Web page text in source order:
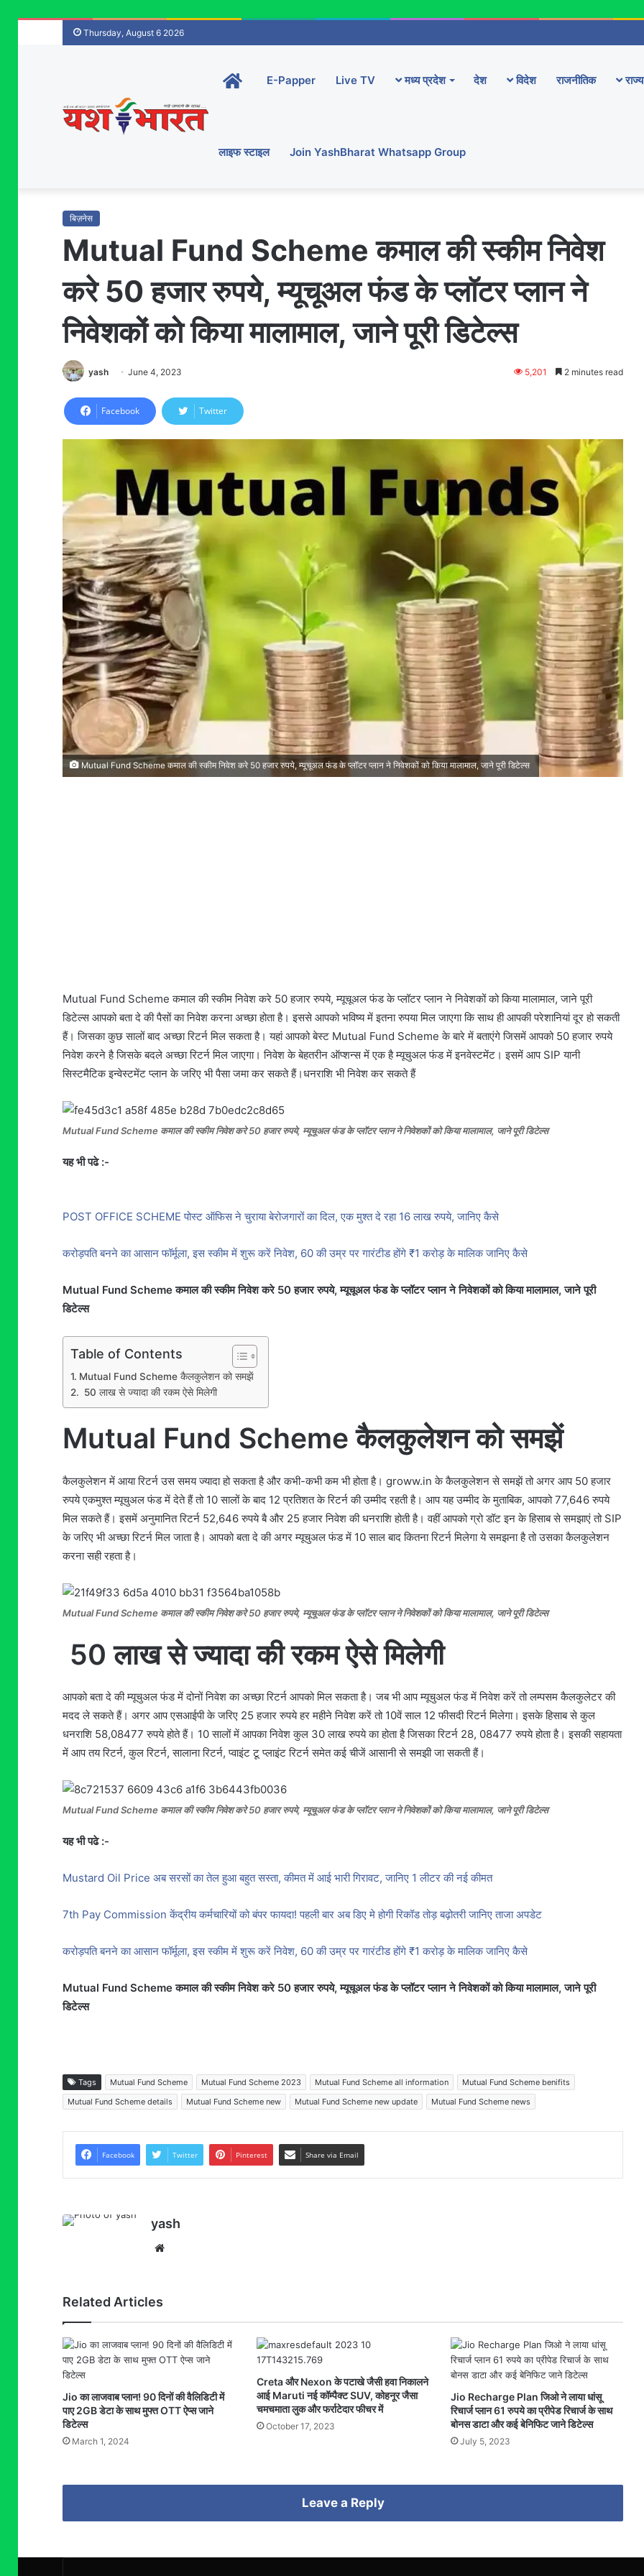
Thursday, August 6 2026
Home-
main
E-Papper Live TV मध्य प्रदेश देश विदेश राजनीतिक राज्य
लाइफ स्टाइल Join YashBharat Whatsapp Group
बिज़नेस
Mutual Fund Scheme कमाल की स्कीम निवेश
करे 50 हजार रुपये, म्यूचूअल फंड के प्लॉटर प्लान ने
निवेशकों को किया मालामाल, जाने पूरी डिटेल्स
yash June 4, 2023 5,201 2 minutes read
Facebook Twitter
Mutual Fund Scheme कमाल की स्कीम निवेश करे 50 हजार रुपये, म्यूचूअल फंड के प्लॉटर प्लान ने निवेशकों को किया मालामाल, जाने पूरी डिटेल्स
Mutual Fund Scheme कमाल की स्कीम निवेश करे 50 हजार रुपये, म्यूचूअल फंड के प्लॉटर प्लान ने निवेशकों को किया मालामाल, जाने पूरी
डिटेल्स आपको बता दे की पैसों का निवेश करना अच्छा होता है। इससे आपको भविष्य में इतना रुपया मिल जाएगा कि साथ ही आपकी परेशानियां दूर हो सकती
हैं। जिसका कुछ सालों बाद अच्छा रिटर्न मिल सकता है। यहां आपको बेस्ट Mutual Fund Scheme के बारे में बताएंगे जिसमें आपको 50 हजार रुपये
निवेश करने है जिसके बदले अच्छा रिटर्न मिल जाएगा। निवेश के बेहतरीन ऑप्शन्स में एक है म्यूचुअल फंड में इनवेस्टमेंट। इसमें आप SIP यानी
सिस्टमैटिक इन्वेस्टमेंट प्लान के जरिए भी पैसा जमा कर सकते हैं।धनराशि भी निवेश कर सकते हैं
Mutual Fund Scheme कमाल की स्कीम निवेश करे 50 हजार रुपये, म्यूचूअल फंड के प्लॉटर प्लान ने निवेशकों को किया मालामाल, जाने पूरी डिटेल्स
यह भी पढे :-
POST OFFICE SCHEME पोस्ट ऑफिस ने चुराया बेरोजगारों का दिल, एक मुश्त दे रहा 16 लाख रुपये, जानिए कैसे
करोड़पति बनने का आसान फॉर्मूला, इस स्‍कीम में शुरू करें निवेश, 60 की उम्र पर गारंटीड होंगे ₹1 करोड़ के मालिक जानिए कैसे
Mutual Fund Scheme कमाल की स्कीम निवेश करे 50 हजार रुपये, म्यूचूअल फंड के प्लॉटर प्लान ने निवेशकों को किया मालामाल, जाने पूरी
डिटेल्स
Table of Contents
Mutual Fund Scheme कैलकुलेशन को समझें
50 लाख से ज्यादा की रकम ऐसे मिलेगी
Mutual Fund Scheme कैलकुलेशन को समझें
कैलकुलेशन में आया रिटर्न उस समय ज्यादा हो सकता है और कभी-कभी कम भी होता है। groww.in के कैलकुलेशन से समझें तो अगर आप 50 हजार
रुपये एकमुश्त म्यूचुअल फंड में देते हैं तो 10 सालों के बाद 12 प्रतिशत के रिटर्न की उम्मीद रहती है। आप यह उम्मीद के मुताबिक, आपको 77,646 रुपये
मिल सकते हैं। इसमें अनुमानित रिटर्न 52,646 रुपये बै और 25 हजार निवेश की धनराशि होती है। वहीं आपको ग्रो डॉट इन के हिसाब से समझाएं तो SIP
के जरिए भी अच्छा रिटर्न मिल जाता है। आपको बता दे की अगर म्यूचुअल फंड में 10 साल बाद कितना रिटर्न मिलेगा ये समझना है तो उसका कैलकुलेशन
करना सही रहता है।
Mutual Fund Scheme कमाल की स्कीम निवेश करे 50 हजार रुपये, म्यूचूअल फंड के प्लॉटर प्लान ने निवेशकों को किया मालामाल, जाने पूरी डिटेल्स
50 लाख से ज्यादा की रकमऐसे मिलेगी
आपको बता दे की म्यूचुअल फंड में दोनों निवेश का अच्छा रिटर्न आपको मिल सकता है। जब भी आप म्यूचुअल फंड में निवेश करें तो लम्पसम कैलकुलेटर की
मदद ले सकते हैं। अगर आप एसआईपी के जरिए 25 हजार रुपये हर महीने निवेश करें तो 10वें साल 12 फीसदी रिटर्न मिलेगा। इसके हिसाब से कुल
धनराशि 58,08477 रुपये होते हैं। 10 सालों में आपका निवेश कुल 30 लाख रुपये का होता है जिसका रिटर्न 28, 08477 रुपये होता है। इसकी सहायता
में आप तय रिटर्न, कुल रिटर्न, सालाना रिटर्न, प्वाइंट टू प्लाइंट रिटर्न समेत कई चीजें आसानी से समझी जा सकती हैं।
Mutual Fund Scheme कमाल की स्कीम निवेश करे 50 हजार रुपये, म्यूचूअल फंड के प्लॉटर प्लान ने निवेशकों को किया मालामाल, जाने पूरी डिटेल्स
यह भी पढे :-
Mustard Oil Price अब सरसों का तेल हुआ बहुत सस्ता, कीमत में आई भारी गिरावट, जानिए 1 लीटर की नई कीमत
7th Pay Commission केंद्रीय कर्मचारियों को बंपर फायदा! पहली बार अब डिए मे होगी रिकॉड तोड़ बढ़ोतरी जानिए ताजा अपडेट
करोड़पति बनने का आसान फॉर्मूला, इस स्‍कीम में शुरू करें निवेश, 60 की उम्र पर गारंटीड होंगे ₹1 करोड़ के मालिक जानिए कैसे
Mutual Fund Scheme कमाल की स्कीम निवेश करे 50 हजार रुपये, म्यूचूअल फंड के प्लॉटर प्लान ने निवेशकों को किया मालामाल, जाने पूरी
डिटेल्स
Tags Mutual Fund Scheme Mutual Fund Scheme 2023 Mutual Fund Scheme all information
Mutual Fund Scheme benifits
Mutual Fund Scheme details
Mutual Fund Scheme new Mutual Fund Scheme new update Mutual Fund Scheme news
Facebook Twitter Pinterest Share via Email
yash
Website
Related Articles
Jio का लाजवाब प्लान! 90 दिनों की वैलिडिटी में
पाए 2GB डेटा के साथ मुफ्त OTT ऐप्स जाने
डिटेल्स
March 1, 2024
Creta और Nexon के पटाखे जैसी हवा निकालने
आई Maruti नई कॉम्पैक्ट SUV, कोहनूर जैसा
चमचमाता लुक और फर्राटेदार फीचर में
October 17, 2023
Jio Recharge Plan जिओ ने लाया धांसू
रिचार्ज प्लान 61 रुपये का प्रीपेड रिचार्ज के साथ
बोनस डाटा और कई बेनिफिट जाने डिटेल्स
July 5, 2023
Leave a Reply